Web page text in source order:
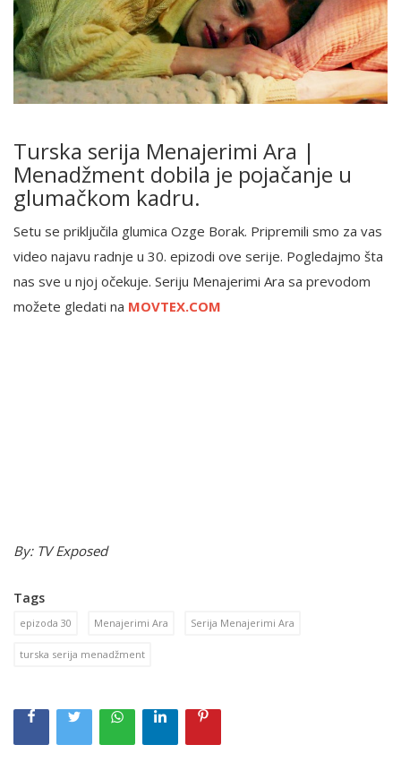
Turska serija Menajerimi Ara |
Menadžment dobila je pojačanje u
glumačkom kadru.
Setu se priključila glumica Ozge Borak. Pripremili smo za vas
video najavu radnje u 30. epizodi ove serije. Pogledajmo šta
nas sve u njoj očekuje. Seriju Menajerimi Ara sa prevodom
možete gledati na MOVTEX.COM
By: TV Exposed
Tags
epizoda 30 Menajerimi Ara Serija Menajerimi Ara
turska serija menadžment